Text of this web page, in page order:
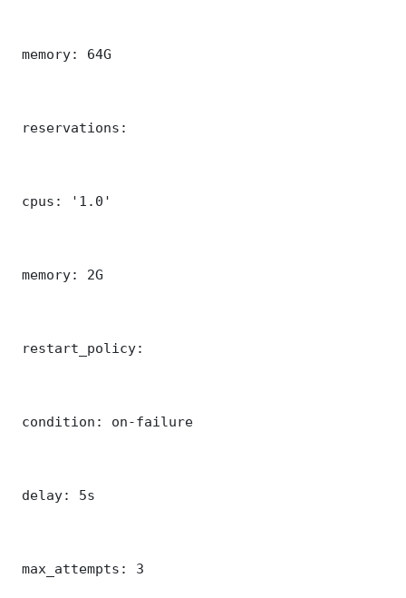
memory: 64G
reservations:
cpus: '1.0'
memory: 2G
restart_policy:
condition: on-failure
delay: 5s
max_attempts: 3